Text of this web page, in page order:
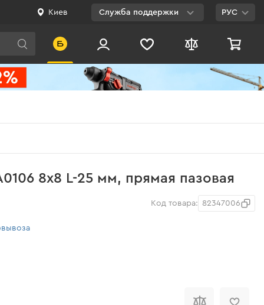
Киев Служба поддержки
Бесплатно по
РУС
8x8 L-25 мм, прямая пазовая
Код товара: 82347006